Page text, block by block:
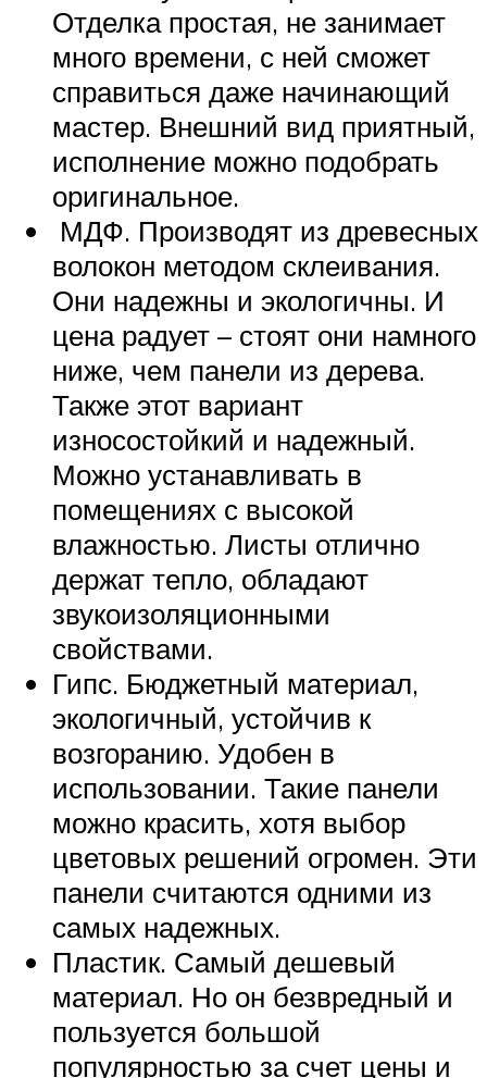
Отделка простая, не занимает
много времени, с ней сможет
справиться даже начинающий
мастер. Внешний вид приятный,
исполнение можно подобрать
оригинальное.
МДФ. Производят из древесных
волокон методом склеивания.
Они надежны и экологичны. И
цена радует – стоят они намного
ниже, чем панели из дерева.
Также этот вариант
износостойкий и надежный.
Можно устанавливать в
помещениях с высокой
влажностью. Листы отлично
держат тепло, обладают
звукоизоляционными
свойствами.
Гипс. Бюджетный материал,
экологичный, устойчив к
возгоранию. Удобен в
использовании. Такие панели
можно красить, хотя выбор
цветовых решений огромен. Эти
панели считаются одними из
самых надежных.
Пластик. Самый дешевый
материал. Но он безвредный и
пользуется большой
популярностью за счет цены и